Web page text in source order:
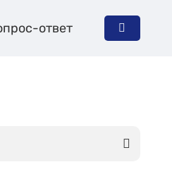
ответ